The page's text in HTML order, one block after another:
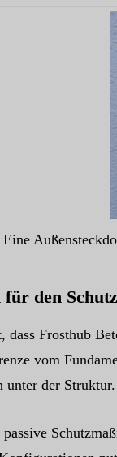
Eine
den
dass Frosthub
vom
unter der Struktur.